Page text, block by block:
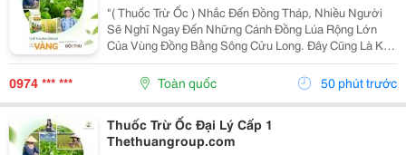
"( Thuốc Trừ Ốc ) Nhắc Đến Đồng Tháp, Nhiều Người
Sẽ Nghĩ Ngay Đến Những Cánh Đồng Lúa Rộng Lớn
Của Vùng Đồng Bằng Sông Cửu Long. Đây Cũng Là Khu
Vực Có Điều Kiện Thuận Lợi Để Cây Lúa Phát Triển,
Nhưng Đồng Thời Ốc Bươu Vàng Cũng Dễ Sinh Sôi,
0974 *** *** Toàn quốc 50 phút trước
Thuốc Trừ Ốc Đại Lý Cấp 1
Thethuangroup.com